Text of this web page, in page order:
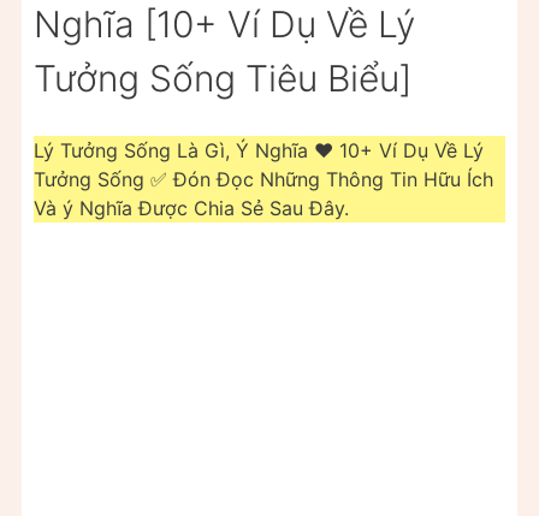
Nghĩa [10+ Ví Dụ Về Lý
Tưởng Sống Tiêu Biểu]
Lý Tưởng Sống Là Gì, Ý Nghĩa ❤️️ 10+ Ví Dụ Về Lý
Tưởng Sống ✅ Đón Đọc Những Thông Tin Hữu Ích
Và ý Nghĩa Được Chia Sẻ Sau Đây.